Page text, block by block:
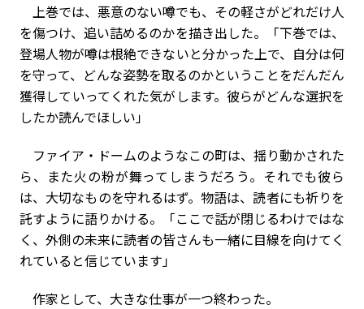
上巻では、悪意のない噂でも、その軽さがどれだけ人
を傷つけ、追い詰めるのかを描き出した。「下巻では、
登場人物が噂は根絶できないと分かった上で、自分は何
を守って、どんな姿勢を取るのかということをだんだん
獲得していってくれた気がします。彼らがどんな選択を
したか読んでほしい」
ファイア・ドームのようなこの町は、揺り動かされた
ら、また火の粉が舞ってしまうだろう。それでも彼ら
は、大切なものを守れるはず。物語は、読者にも祈りを
託すように語りかける。「ここで話が閉じるわけではな
く、外側の未来に読者の皆さんも一緒に目線を向けてく
れていると信じています」
作家として、大きな仕事が一つ終わった。